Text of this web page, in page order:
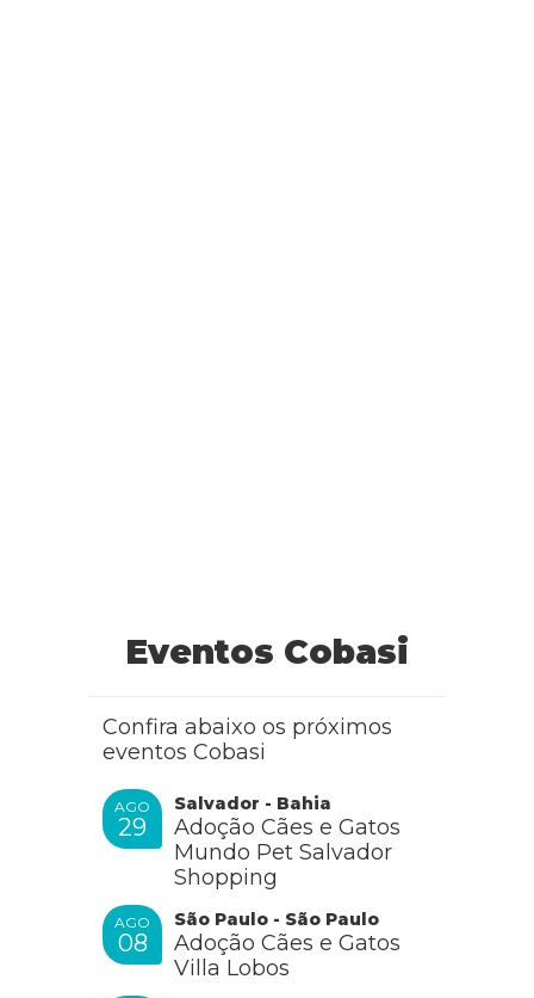
Eventos Cobasi
Confira abaixo os próximos
eventos Cobasi
AGO
29
Salvador - Bahia
Adoção Cães e Gatos
Mundo Pet Salvador
Shopping
AGO
08
São Paulo - São Paulo
Adoção Cães e Gatos
Villa Lobos